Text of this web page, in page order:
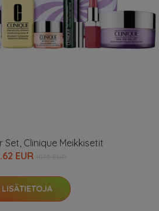
Set, Clinique Meikkisetit
EUR
LISÄTIETOJA